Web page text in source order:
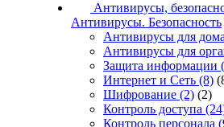
Антивирусы,
Антивирусы. Безопасность
Антивирусы для дома
Антивирусы для
Защита информации
Интернет и Сеть (8)
Шифрование (2) (2)
Контроль доступа
Контроль персонала